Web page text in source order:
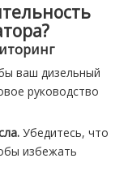
ваш дизельный
руководство
Убедитесь, что
избежать